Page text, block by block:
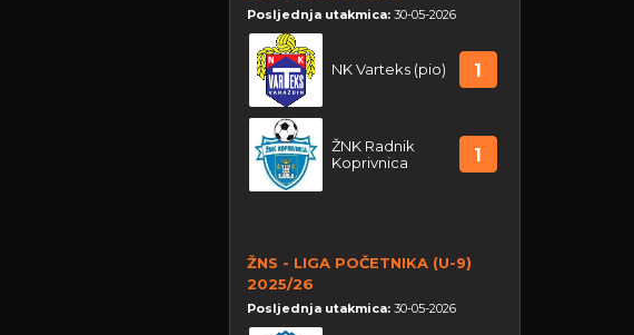
Posljednja utakmica: 30-05-2026
NK Varteks (pio) 1
ŽNK Radnik
Koprivnica
1
ŽNS - LIGA POČETNIKA (U-9)
2025/26
Posljednja utakmica: 30-05-2026